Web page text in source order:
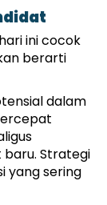
ini cocok
berarti
Strategi
yang sering